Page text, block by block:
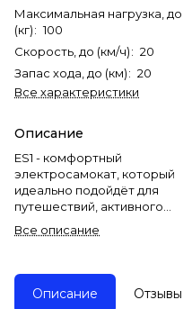
Максимальная нагрузка, до
(кг): 100
Скорость, до (км/ч): 20
Запас хода, до (км): 20
Все характеристики
Описание
ES1 - комфортный
электросамокат, который
идеально подойдёт для
путешествий, активного
семейных прогулок и много
Данная модель очень
Все описание
Описание Отзывы